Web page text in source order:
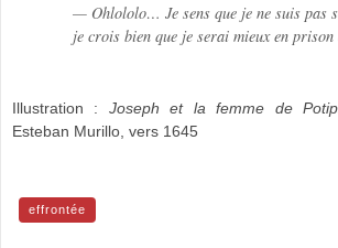
— Ohlololo… Je sens que je ne suis pas
je crois bien que je serai mieux en prison
Illustration : Joseph et la femme de
Esteban Murillo, vers 1645
effrontée